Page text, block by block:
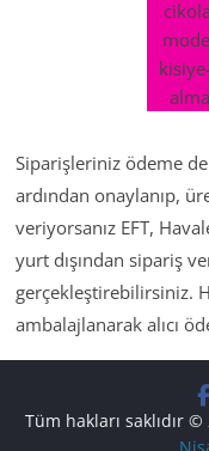
Siparişleriniz ödeme
ardından onaylanıp,
veriyorsanız EFT,
yurt dışından sipariş
gerçekleştirebilirsiniz.
ambalajlanarak alıcı
Tüm hakları saklıdır ©